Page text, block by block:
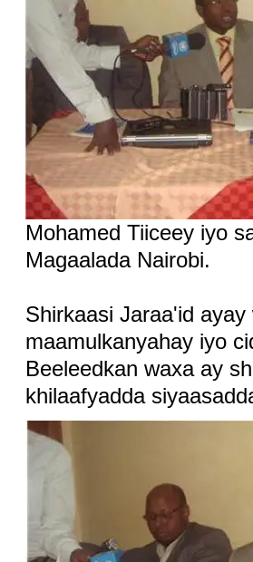
Mohamed Tiiceey iyo
Magaalada Nairobi.
Shirkaasi Jaraa'id
maamulkanyahay iyo
Beeleedkan waxa ay
khilaafyadda